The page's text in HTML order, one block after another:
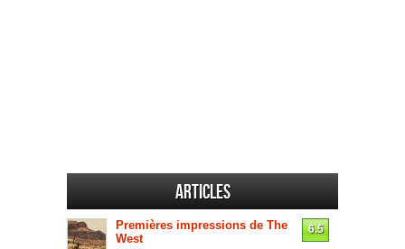
Articles
Premières impressions de The
West
6.5